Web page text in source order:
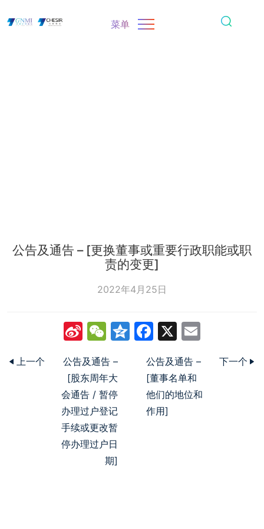
菜单
公告及通告 – [更换董事或重要行政职能或职
责的变更]
2022年4月25日
SinaWeChat
Qzone
Facebook
X
上一个
公告及通告 –
[股东周年大
会通告 / 暂停
办理过户登记
手续或更改暂
停办理过户日
期]
公告及通告 –
[董事名单和
他们的地位和
作用]
下一个